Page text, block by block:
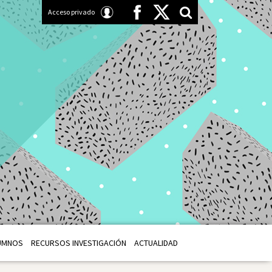
Acceso privado
RECURSOS INVESTIGACIÓN ACTUALIDAD